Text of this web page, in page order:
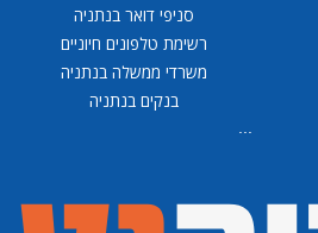
סניפי דואר בנתניה
רשימת טלפונים חיוניים
משרדי ממשלה בנתניה
בנקים בנתניה
...